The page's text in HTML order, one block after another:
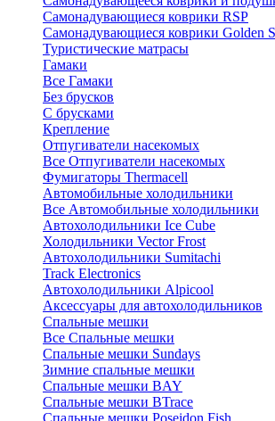
Самонадувающиеся коврики RSP
Самонадувающиеся коврики Golden
Туристические матрасы
Гамаки
Все Гамаки
Без брусков
С брусками
Крепление
Отпугиватели насекомых
Все Отпугиватели насекомых
Фумигаторы Thermacell
Автомобильные холодильники
Все Автомобильные холодильники
Автохолодильники Ice Cube
Холодильники Vector Frost
Автохолодильники Sumitachi
Track Electronics
Автохолодильники Alpicool
Аксессуары для автохолодильников
Спальные мешки
Все Спальные мешки
Спальные мешки Sundays
Зимние спальные мешки
Спальные мешки BAY
Спальные мешки BTrace
Спальные мешки Poseidon Fish